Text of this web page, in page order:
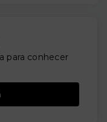
para conhecer